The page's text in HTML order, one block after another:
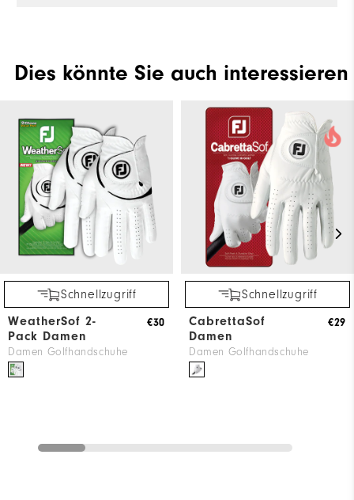
Dies könnte Sie auch interessieren
Schnellzugriff
WeatherSof 2-
Pack Damen
Damen Golfhandschuhe
€30
Schnellzugriff
CabrettaSof
Damen
Damen Golfhandschuhe
€29